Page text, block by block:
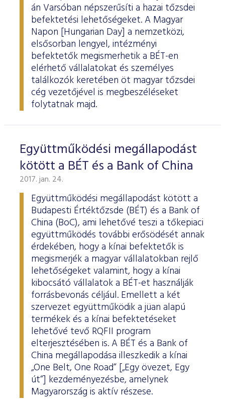
ESG Útmutató
án Varsóban népszerűsíti a hazai tőzsdei
befektetési lehetőségeket. A Magyar
Napon [Hungarian Day] a nemzetközi,
elsősorban lengyel, intézményi
befektetők megismerhetik a BÉT-en
elérhető vállalatokat és személyes
találkozók keretében öt magyar tőzsdei
cég vezetőjével is megbeszéléseket
folytatnak majd.
Együttműködési megállapodást
kötött a BÉT és a Bank of China
2017. jan. 24.
Együttműködési megállapodást kötött a
Budapesti Értéktőzsde (BÉT) és a Bank of
China (BoC), ami lehetővé teszi a tőkepiaci
együttműködés további erősödését annak
érdekében, hogy a kínai befektetők is
megismerjék a magyar vállalatokban rejlő
lehetőségeket valamint, hogy a kínai
kibocsátó vállalatok a BÉT-et használják
forrásbevonás céljául. Emellett a két
szervezet együttműködik a jüan alapú
termékek és a kínai befektetéseket
lehetővé tevő RQFII program
elterjesztésében is. A BÉT és a Bank of
China megállapodása illeszkedik a kínai
„One Belt, One Road“ [„Egy övezet, Egy
út“] kezdeményezésbe, amelynek
Magyarország is aktív részese.